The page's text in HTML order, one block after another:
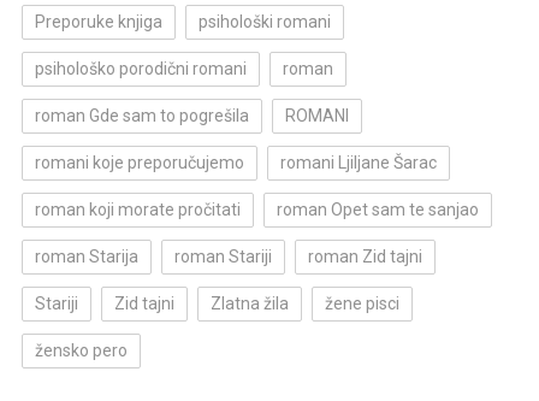
Preporuke knjiga psihološki romani
psihološko porodični romani roman
roman Gde sam to pogrešila ROMANI
romani koje preporučujemo romani Ljiljane Šarac
roman koji morate pročitati roman Opet sam te sanjao
roman Starija roman Stariji roman Zid tajni
Stariji Zid tajni Zlatna žila žene pisci
žensko pero